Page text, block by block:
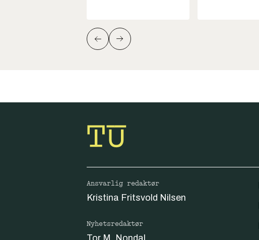
Ansvarlig redaktør
Kristina Fritsvold Nilsen
Nyhetsredaktør
Tor M. Nondal